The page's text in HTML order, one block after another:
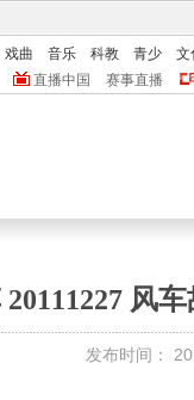
戏曲 音乐 科教 青少 文
直播中国 赛事直播
20111227 风
发布时间：